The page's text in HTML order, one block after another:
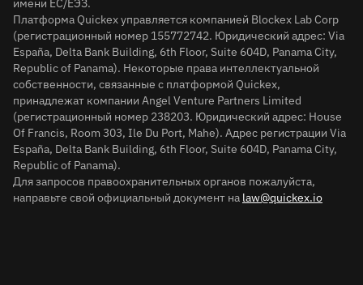
имени ЕС/ЕЭЗ.
Платформа Quickex управляется компанией Blockex Lab Corp
(регистрационный номер 155772742. Юридический адрес: Via
España, Delta Bank Building, 6th Floor, Suite 604D, Panama City,
Republic of Panama). Некоторые права интеллектуальной
собственности, связанные с платформой Quickex,
принадлежат компании Angel Venture Partners Limited
(регистрационный номер 238203. Юридический адрес: House
Of Francis, Room 303, Ile Du Port, Mahe). Адрес регистрации Via
España, Delta Bank Building, 6th Floor, Suite 604D, Panama City,
Republic of Panama).
Для запросов правоохранительных органов пожалуйста,
направьте свой официальный документ на law@quickex.io